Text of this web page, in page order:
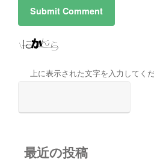
上に表示された文字を入力してくだ
最近の投稿